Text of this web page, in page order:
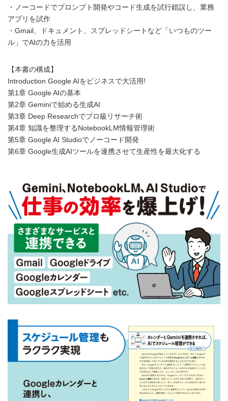
・ノーコードでプロンプト開発やコード生成を試行錯誤し、業務
アプリを試作
・Gmail、ドキュメント、スプレッドシートなど「いつものツー
ル」でAIの力を活用
【本書の構成】
Introduction Google AIをビジネスで大活用!
第1章 Google AIの基本
第2章 Geminiで始める生成AI
第3章 Deep Researchでプロ級リサーチ術
第4章 知識を整理するNotebookLM情報管理術
第5章 Google AI Studioでノーコード開発
第6章 Google生成AIツールを連携させて生産性を最大化する